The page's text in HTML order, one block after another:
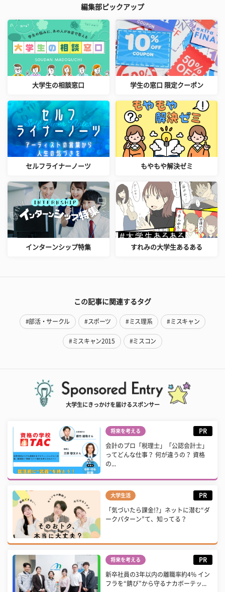
編集部ピックアップ
大学生の相談窓口 学生の窓口 限定クーポン
セルフライナーノーツ もやもや解決ゼミ
インターンシップ特集 すれみの大学生あるある
この記事に関連するタグ
#部活・サークル #スポーツ #ミス理系 #ミスキャン
#ミスキャン2015 #ミスコン
大学生にきっかけを届けるスポンサー
将来を考える PR
会計のプロ「税理士」「公認会計士」
ってどんな仕事？ 何が違うの？ 資格
の...
大学生活 PR
「気づいたら課金!?」ネットに潜む“ダ
ークパターン”て、知ってる？
将来を考える PR
新卒社員の3年以内の離職率約4% イン
フラを“錆び”から守るナカボーテッ...